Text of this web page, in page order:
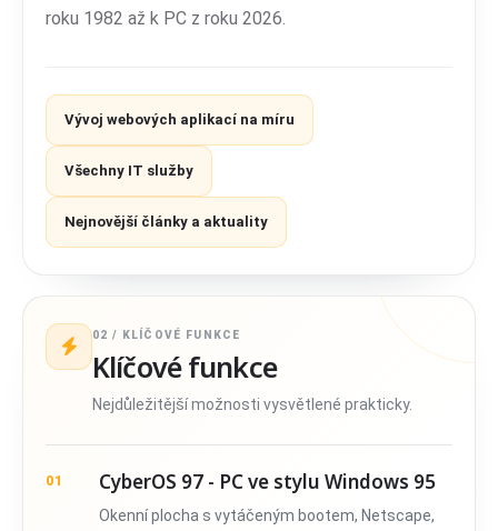
roku 1982 až k PC z roku 2026.
Vývoj webových aplikací na míru
Všechny IT služby
Nejnovější články a aktuality
02 / KLÍČOVÉ FUNKCE
Klíčové funkce
Nejdůležitější možnosti vysvětlené prakticky.
01 CyberOS 97 - PC ve stylu Windows 95
Okenní plocha s vytáčeným bootem, Netscape,